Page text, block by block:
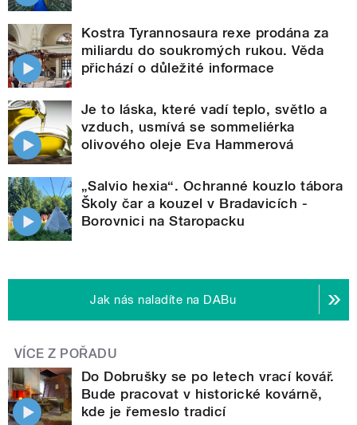
Kostra Tyrannosaura rexe prodána za
miliardu do soukromých rukou. Věda
přichází o důležité informace
Je to láska, které vadí teplo, světlo a
vzduch, usmívá se sommeliérka
olivového oleje Eva Hammerová
„Salvio hexia“. Ochranné kouzlo tábora
Školy čar a kouzel v Bradavicích -
Borovnici na Staropacku
Jak nás naladíte na DABu
VÍCE Z POŘADU
Do Dobrušky se po letech vrací kovář.
Bude pracovat v historické kovárně,
kde je řemeslo tradicí